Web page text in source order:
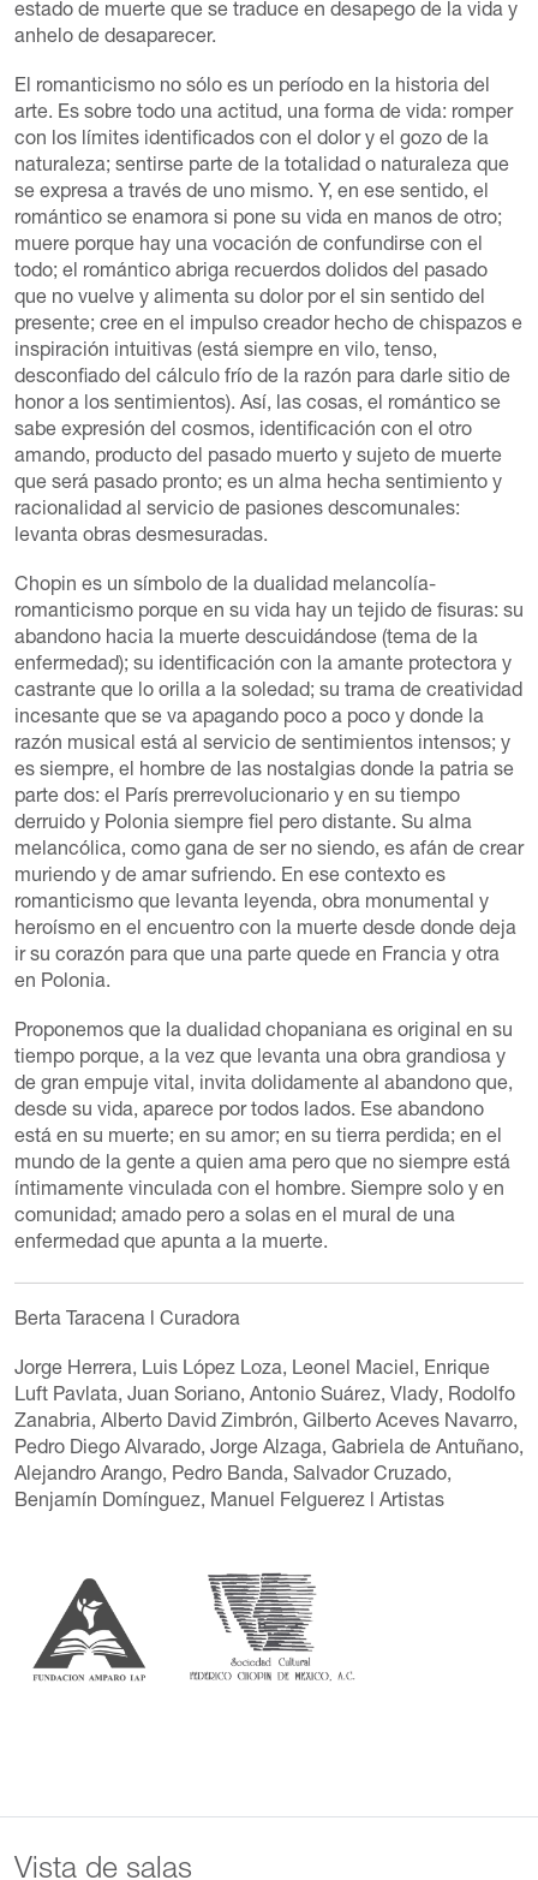
estado de muerte que se traduce en desapego de la vida y
anhelo de desaparecer.
El romanticismo no sólo es un período en la historia del
arte. Es sobre todo una actitud, una forma de vida: romper
con los límites identificados con el dolor y el gozo de la
naturaleza; sentirse parte de la totalidad o naturaleza que
se expresa a través de uno mismo. Y, en ese sentido, el
romántico se enamora si pone su vida en manos de otro;
muere porque hay una vocación de confundirse con el
todo; el romántico abriga recuerdos dolidos del pasado
que no vuelve y alimenta su dolor por el sin sentido del
presente; cree en el impulso creador hecho de chispazos e
inspiración intuitivas (está siempre en vilo, tenso,
desconfiado del cálculo frío de la razón para darle sitio de
honor a los sentimientos). Así, las cosas, el romántico se
sabe expresión del cosmos, identificación con el otro
amando, producto del pasado muerto y sujeto de muerte
que será pasado pronto; es un alma hecha sentimiento y
racionalidad al servicio de pasiones descomunales:
levanta obras desmesuradas.
Chopin es un símbolo de la dualidad melancolía-
romanticismo porque en su vida hay un tejido de fisuras: su
abandono hacia la muerte descuidándose (tema de la
enfermedad); su identificación con la amante protectora y
castrante que lo orilla a la soledad; su trama de creatividad
incesante que se va apagando poco a poco y donde la
razón musical está al servicio de sentimientos intensos; y
es siempre, el hombre de las nostalgias donde la patria se
parte dos: el París prerrevolucionario y en su tiempo
derruido y Polonia siempre fiel pero distante. Su alma
melancólica, como gana de ser no siendo, es afán de crear
muriendo y de amar sufriendo. En ese contexto es
romanticismo que levanta leyenda, obra monumental y
heroísmo en el encuentro con la muerte desde donde deja
ir su corazón para que una parte quede en Francia y otra
en Polonia.
Proponemos que la dualidad chopaniana es original en su
tiempo porque, a la vez que levanta una obra grandiosa y
de gran empuje vital, invita dolidamente al abandono que,
desde su vida, aparece por todos lados. Ese abandono
está en su muerte; en su amor; en su tierra perdida; en el
mundo de la gente a quien ama pero que no siempre está
íntimamente vinculada con el hombre. Siempre solo y en
comunidad; amado pero a solas en el mural de una
enfermedad que apunta a la muerte.
Berta Taracenal Curadora
Jorge Herrera, Luis López Loza, Leonel Maciel, Enrique
Luft Pavlata, Juan Soriano, Antonio Suárez, Vlady, Rodolfo
Zanabria, Alberto David Zimbrón, Gilberto Aceves Navarro,
Pedro Diego Alvarado, Jorge Alzaga, Gabriela de Antuñano,
Alejandro Arango, Pedro Banda, Salvador Cruzado,
Benjamín Domínguez, Manuel Felguerezl Artistas
Vista de salas